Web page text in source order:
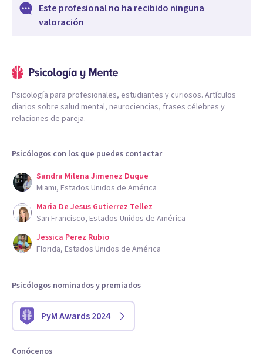
Este profesional no ha recibido ninguna
valoración
Psicología para profesionales, estudiantes y curiosos. Artículos
diarios sobre salud mental, neurociencias, frases célebres y
relaciones de pareja.
Psicólogos con los que puedes contactar
Sandra Milena Jimenez Duque
Miami, Estados Unidos de América
Maria De Jesus Gutierrez Tellez
San Francisco, Estados Unidos de América
Jessica Perez Rubio
Florida, Estados Unidos de América
Psicólogos nominados y premiados
PyM Awards 2024
Conócenos